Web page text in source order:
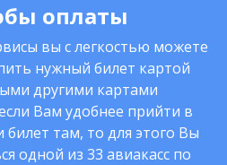
оплаты
вы с легкостью можете
нужный билет картой
другими картами
Вам удобнее прийти в
билет там, то для этого Вы
одной из 33 авиакасс по